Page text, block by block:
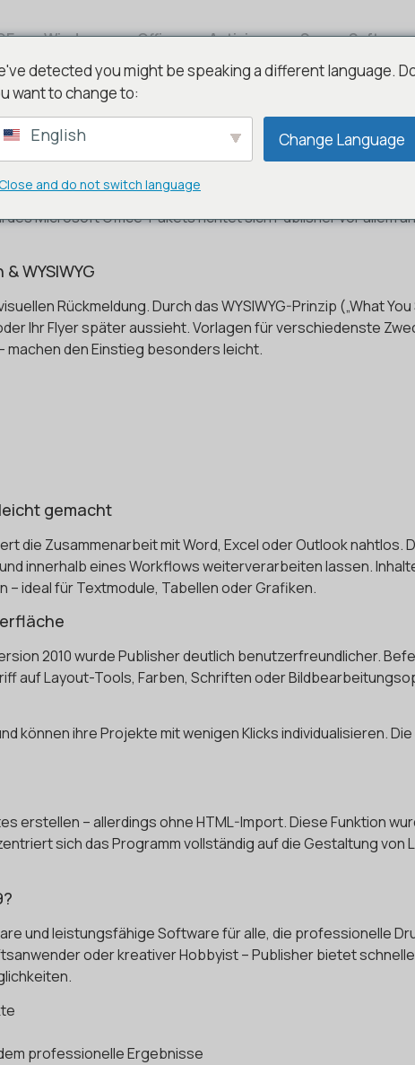
Windows Office Antivirus Server Software
– Kreativität trifft
für alle, die professionelle Layouts und Druckerzeugnisse
Microsoft Office-Pakets richtet sich Publisher vor allem
WYSIWYG
Rückmeldung. Durch das WYSIWYG-Prinzip („What
Ihr Flyer später aussieht. Vorlagen für verschiedenste
machen den Einstieg besonders leicht.
gemacht
die Zusammenarbeit mit Word, Excel oder Outlook nahtlos.
innerhalb eines Workflows weiterverarbeiten lassen.
ideal für Textmodule, Tabellen oder Grafiken.
2010 wurde Publisher deutlich benutzerfreundlicher.
auf Layout-Tools, Farben, Schriften oder
können ihre Projekte mit wenigen Klicks individualisieren.
erstellen – allerdings ohne HTML-Import. Diese Funktion
sich das Programm vollständig auf die Gestaltung von
und leistungsfähige Software für alle, die professionelle
oder kreativer Hobbyist – Publisher bietet
professionelle Ergebnisse
detected you might be speaking a different language.
want to change to:
English Change Language
Close and do not switch language